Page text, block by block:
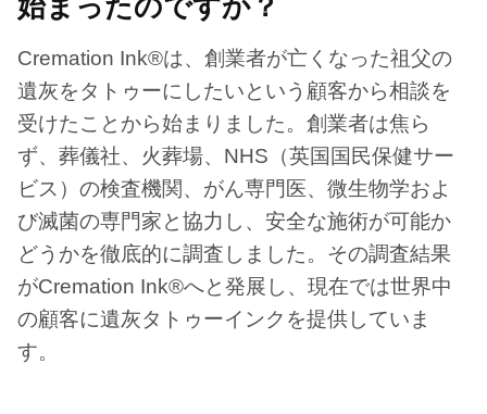
始まったのですか？
Cremation Ink®は、創業者が亡くなった祖父の
遺灰をタトゥーにしたいという顧客から相談を
受けたことから始まりました。創業者は焦ら
ず、葬儀社、火葬場、NHS（英国国民保健サー
ビス）の検査機関、がん専門医、微生物学およ
び滅菌の専門家と協力し、安全な施術が可能か
どうかを徹底的に調査しました。その調査結果
がCremation Ink®へと発展し、現在では世界中
の顧客に遺灰タトゥーインクを提供していま
す。